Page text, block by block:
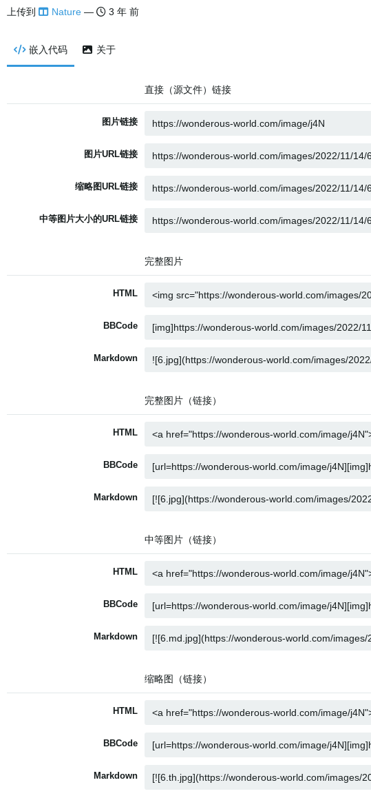
上传到
Nature — 3 年 前
嵌入代码 关于
直接（源文件）链接
图片链接
图片URL链接
缩略图URL链接
中等图片大小的URL链接
完整图片
HTML
BBCode
Markdown
完整图片（链接）
HTML
BBCode
Markdown
中等图片（链接）
HTML
BBCode
Markdown
缩略图（链接）
HTML
BBCode
Markdown